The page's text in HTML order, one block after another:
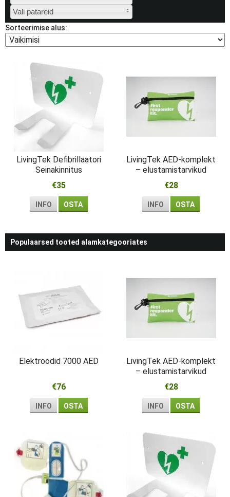
Vali patareid
Sorteerimise alus:
LivingTek Defibrillaatori
Seinakinnitus
€35
INFO OSTA
LivingTek AED-komplekt
– elustamistarvikud
esmareageerijale
€28
INFO OSTA
Populaarsed tooted alamkategooriates
Elektroodid 7000 AED
€76
INFO OSTA
LivingTek AED-komplekt
– elustamistarvikud
esmareageerijale
€28
INFO OSTA